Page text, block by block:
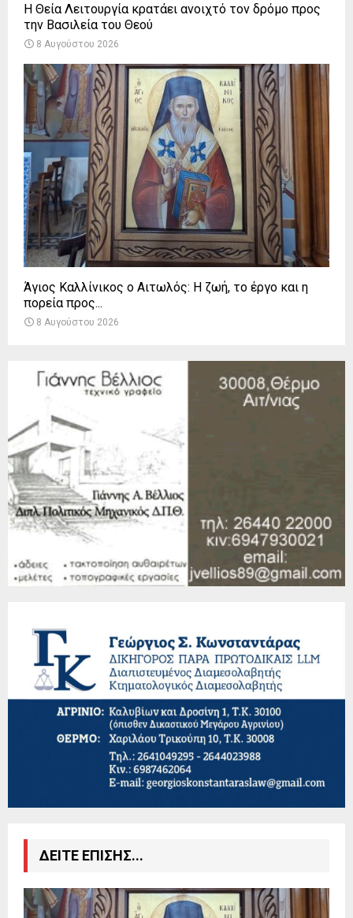
Η Θεία Λειτουργία κρατάει ανοιχτό τον δρόμο προς
την Βασιλεία του Θεού
8 Αυγούστου 2026
Άγιος Καλλίνικος ο Αιτωλός: Η ζωή, το έργο και η
πορεία προς...
8 Αυγούστου 2026
ΔΕΙΤΕ ΕΠΙΣΗΣ...